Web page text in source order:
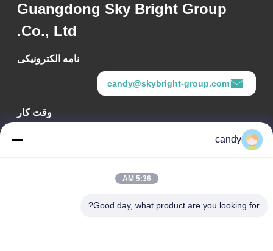
Guangdong Sky Bright Group
Co., Ltd.
نامه الکترونیکی
candy@skybright-group.com
وقت کار
آدرس ما
جیهوا، خیابان زومیاو، منطقه چانچنگ، فوشان، گوانگ‌دونگ، چین.
candy
5:36 AM
Good day, what product are you looking for?